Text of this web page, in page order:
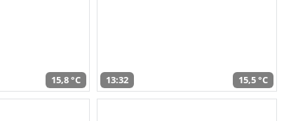
15,8 °C 13:32 15,5 °C